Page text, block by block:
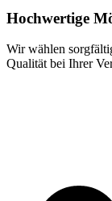
Hochwertige
Wir wählen
Qualität bei Ihrer